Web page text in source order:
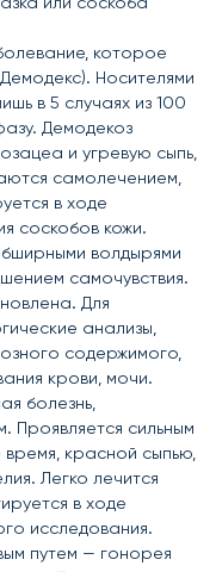
которое
Носителями
в 5 случаях из 100
Демодекоз
и угревую сыпь,
самолечением,
в ходе
соскобов кожи.
волдырями
самочувствия.
Для
анализы,
содержимого,
крови, мочи.
болезнь,
Проявляется сильным
красной сыпью,
Легко лечится
в ходе
исследования.
путем — гонорея